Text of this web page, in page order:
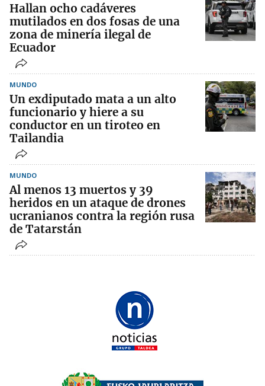
Hallan ocho cadáveres
mutilados en dos fosas de una
zona de minería ilegal de
Ecuador
MUNDO
Un exdiputado mata a un alto
funcionario y hiere a su
conductor en un tiroteo en
Tailandia
MUNDO
Al menos 13 muertos y 39
heridos en un ataque de drones
ucranianos contra la región rusa
de Tatarstán